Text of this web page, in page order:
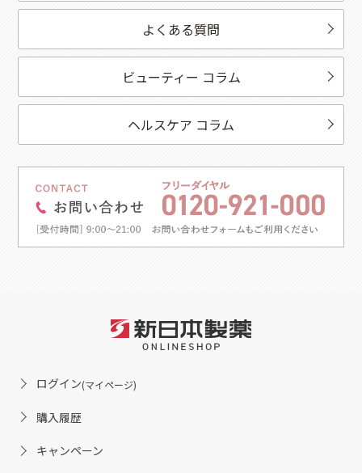
よくある質問
ビューティー コラム
ヘルスケア コラム
ログイン(マイページ)
購入履歴
キャンペーン